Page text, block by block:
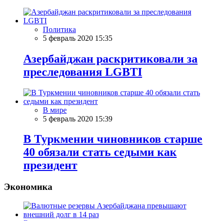
Политика
5 февраль 2020 15:35
Азербайджан раскритиковали за
преследования LGBTI
В мире
5 февраль 2020 15:39
В Туркмении чиновников старше
40 обязали стать седыми как
президент
Экономика